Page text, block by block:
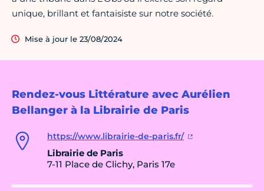
Rendez-vous Littérature avec Aurélien
Bellanger à la Librairie de Paris
https://www.librairie-de-paris.fr/
Librairie de Paris
7-11 Place de Clichy, Paris 17e
unique, brillant et fantaisiste sur notre société.
Mise à jour le 23/08/2024